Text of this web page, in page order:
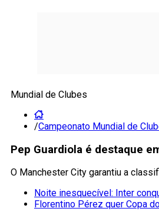
Mundial de Clubes
/Campeonato Mundial de
Pep Guardiola é destaque
O Manchester City garantiu a
Noite inesquecível: Inter
Florentino Pérez quer Copa